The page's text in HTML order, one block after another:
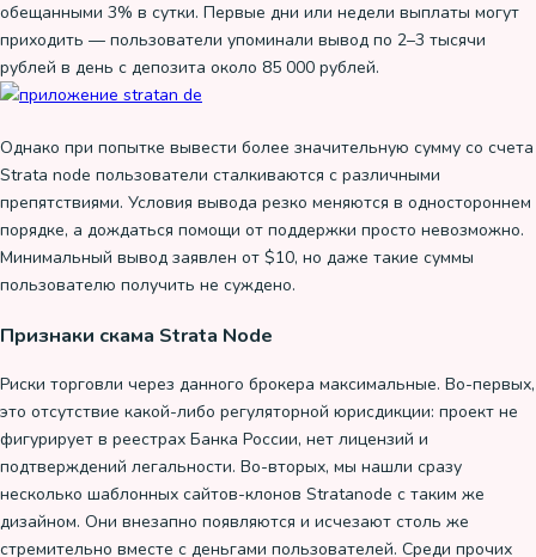
обещанными 3% в сутки. Первые дни или недели выплаты могут
приходить — пользователи упоминали вывод по 2–3 тысячи
рублей в день с депозита около 85 000 рублей.
Однако при попытке вывести более значительную сумму со счета
Strata node пользователи сталкиваются с различными
препятствиями. Условия вывода резко меняются в одностороннем
порядке, а дождаться помощи от поддержки просто невозможно.
Минимальный вывод заявлен от $10, но даже такие суммы
пользователю получить не суждено.
Признаки скама Strata Node
Риски торговли через данного брокера максимальные. Во-первых,
это отсутствие какой-либо регуляторной юрисдикции: проект не
фигурирует в реестрах Банка России, нет лицензий и
подтверждений легальности. Во-вторых, мы нашли сразу
несколько шаблонных сайтов-клонов Stratanode с таким же
дизайном. Они внезапно появляются и исчезают столь же
стремительно вместе с деньгами пользователей. Среди прочих